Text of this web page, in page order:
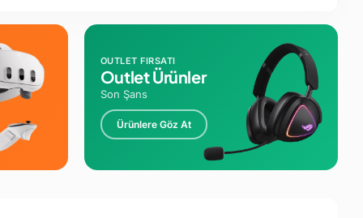
OUTLET FIRSATI
Outlet Ürünler
Son Şans
Ürünlere Göz At